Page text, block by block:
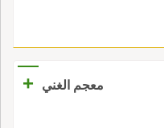
معجم الغني
+